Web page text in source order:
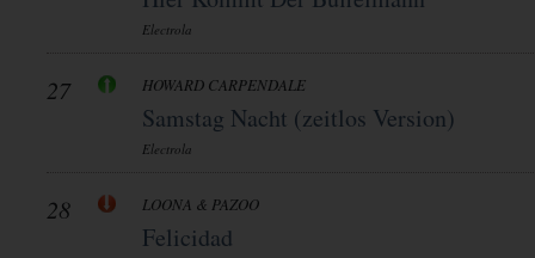
Electrola
27 HOWARD CARPENDALE
Samstag Nacht (zeitlos Version)
Electrola
28 LOONA & PAZOO
Felicidad